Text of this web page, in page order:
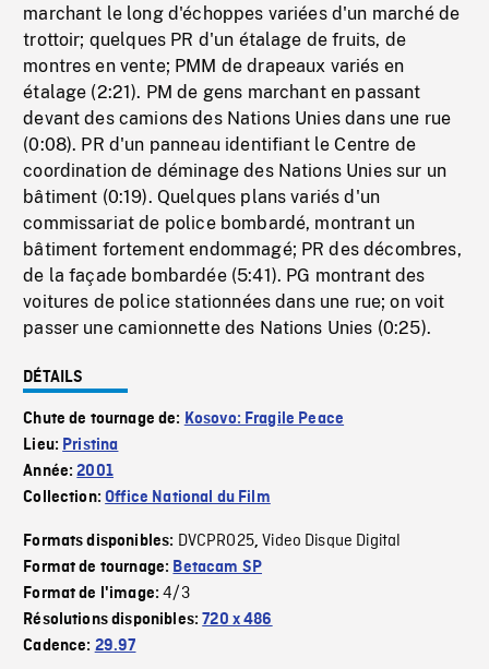
marchant le long d'échoppes variées d'un marché de
trottoir; quelques PR d'un étalage de fruits, de
montres en vente; PMM de drapeaux variés en
étalage (2:21). PM de gens marchant en passant
devant des camions des Nations Unies dans une rue
(0:08). PR d'un panneau identifiant le Centre de
coordination de déminage des Nations Unies sur un
bâtiment (0:19). Quelques plans variés d'un
commissariat de police bombardé, montrant un
bâtiment fortement endommagé; PR des décombres,
de la façade bombardée (5:41). PG montrant des
voitures de police stationnées dans une rue; on voit
passer une camionnette des Nations Unies (0:25).
DÉTAILS
Chute de tournage de: Kosovo: Fragile Peace
Lieu: Pristina
Année:2001
Collection:Office National du Film
Formats disponibles: DVCPRO25,Video Disque Digital
Format de tournage: Betacam SP
Format de l'image:4/3
Résolutions disponibles:720 x 486
Cadence: 29.97